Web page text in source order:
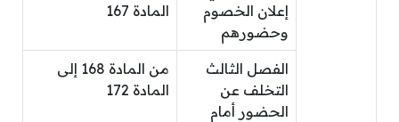
إعلان الخصوم
وحضورهم
المادة 167
الفصل الثالث
التخلف عن
الحضور أمام
من المادة 168 إلى
المادة 172